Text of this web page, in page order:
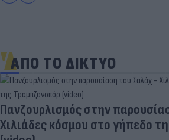
ΑΠΟ ΤΟ ΔΙΚΤΥΟ